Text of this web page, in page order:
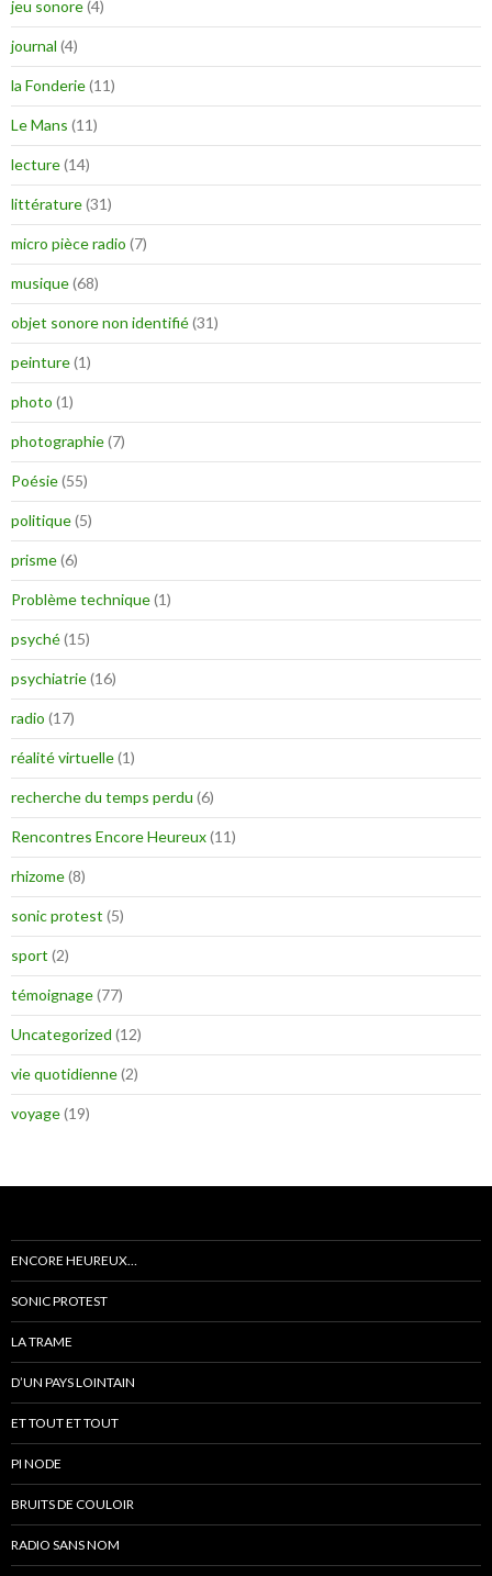
jeu sonore(4)
journal (4)
la Fonderie(11)
Le Mans (11)
lecture(14)
littérature(31)
micro pièce radio (7)
musique(68)
objet sonore non identifié(31)
peinture(1)
photo (1)
photographie(7)
Poésie(55)
politique(5)
prisme(6)
Problème technique(1)
psyché(15)
psychiatrie(16)
radio (17)
réalité virtuelle(1)
recherche du temps perdu (6)
Rencontres Encore Heureux(11)
rhizome(8)
sonic protest (5)
sport (2)
témoignage(77)
Uncategorized (12)
vie quotidienne(2)
voyage(19)
ENCORE HEUREUX…
SONIC PROTEST
LA TRAME
D’UN PAYS LOINTAIN
ET TOUT ET TOUT
PI NODE
BRUITS DE COULOIR
RADIO SANS NOM